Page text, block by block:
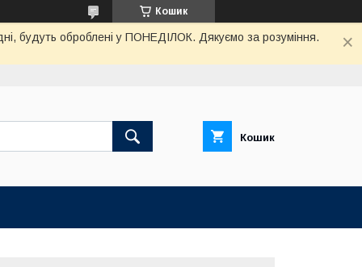
Кошик
будуть оброблені у ПОНЕДІЛОК. Дякуємо за розуміння.
Кошик